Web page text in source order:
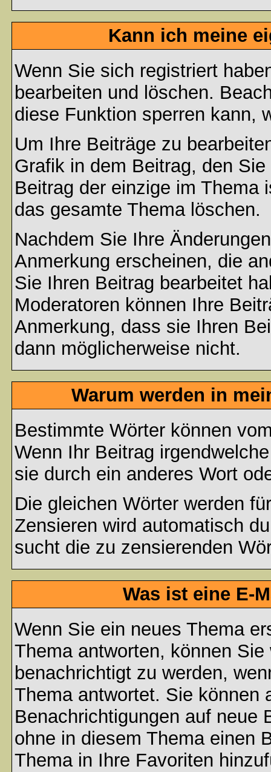
Kann ich meine
Wenn Sie sich registriert
bearbeiten und löschen.
diese Funktion sperren kann,
Um Ihre Beiträge zu
Grafik in dem Beitrag, den
Beitrag der einzige im Thema
das gesamte Thema löschen.
Nachdem Sie Ihre
Anmerkung erscheinen, die
Sie Ihren Beitrag bearbeitet
Moderatoren können Ihre
Anmerkung, dass sie Ihren
dann möglicherweise nicht.
Warum werden in
Bestimmte Wörter können
Wenn Ihr Beitrag
sie durch ein anderes Wort
Die gleichen Wörter werden
Zensieren wird automatisch
sucht die zu zensierenden
Was ist eine E-
Wenn Sie ein neues Thema
Thema antworten, können
benachrichtigt zu werden,
Thema antwortet. Sie können
Benachrichtigungen auf neue
ohne in diesem Thema einen
Thema in Ihre Favoriten